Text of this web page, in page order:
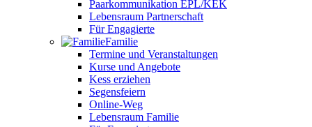
Paarkommunikation EPL/KEK
Lebensraum Partnerschaft
Für Engagierte
Familie
Termine und Veranstaltungen
Kurse und Angebote
Kess erziehen
Segensfeiern
Online-Weg
Lebensraum Familie